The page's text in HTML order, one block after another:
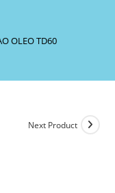
OLEO TD60
Next Product